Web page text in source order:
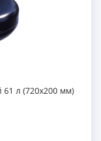
л (720х200 мм)